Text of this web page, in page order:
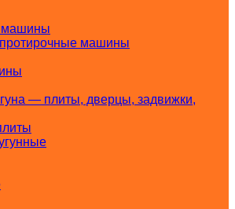
машины
машины
— плиты, дверцы, задвижки,